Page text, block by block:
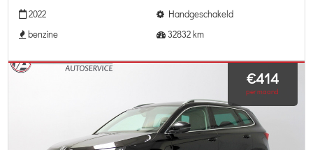
2022
Handgeschakeld
benzine
32832 km
€414
per maand